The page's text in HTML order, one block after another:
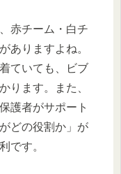
赤チーム・白チ
ありますよね。
ていても、ビブ
ります。また、
護者がサポート
どの役割か」が
です。